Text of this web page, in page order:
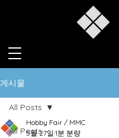
게시물
All Posts
All Posts
Hobby Fair / MMC
5월 27일 1분 분량